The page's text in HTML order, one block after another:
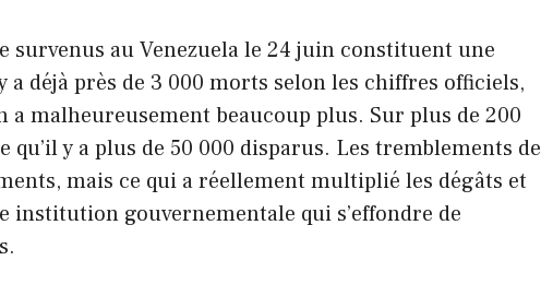
survenus au Venezuela le 24 juin constituent une
a déjà près de 3 000 morts selon les chiffres officiels,
a malheureusement beaucoup plus. Sur plus de 200
qu’il y a plus de 50 000 disparus. Les tremblements de
mais ce qui a réellement multiplié les dégâts et
institution gouvernementale qui s’effondre de